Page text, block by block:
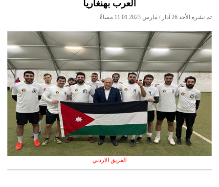
العرب بهنغاريا
تم نشره الأحد 26 آذار / مارس 2023 11:01 مساءً
الفريق الاردني